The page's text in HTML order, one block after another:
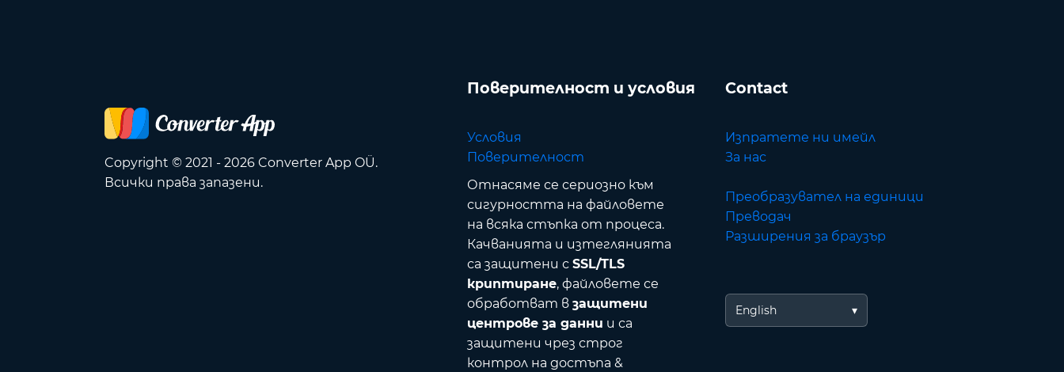
Copyright © 2021 - 2026 Converter App OÜ.
Всички права запазени.
Поверителност и условия
Условия
Поверителност
Отнасяме се сериозно към
сигурността на файловете
на всяка стъпка от процеса.
Качванията и изтеглянията
са защитени с SSL/TLS
криптиране, файловете се
обработват в защитени
центрове за данни и са
защитени чрез строг
контрол на достъпа &
Contact
Изпратете ни имейл
За нас
Преобразувател на единици
Преводач
Разширения за браузър
English